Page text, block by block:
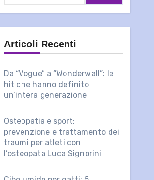
Articoli Recenti
Da “Vogue” a “Wonderwall”: le
hit che hanno definito
un’intera generazione
Osteopatia e sport:
prevenzione e trattamento dei
traumi per atleti con
l’osteopata Luca Signorini